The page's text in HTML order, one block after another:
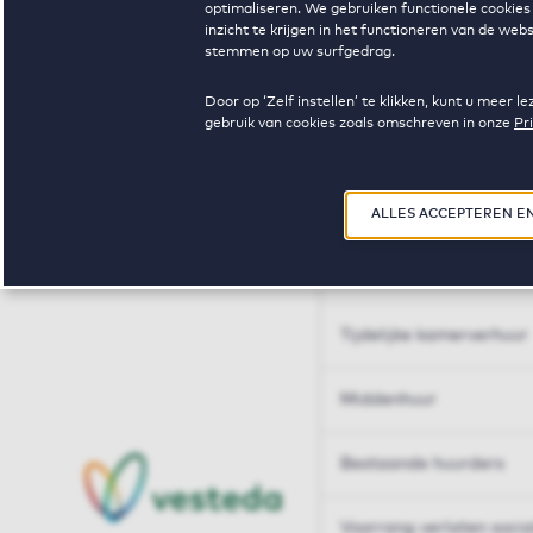
optimaliseren. We gebruiken functionele
inzicht te krijgen in het functioneren van de
stemmen op uw surfgedrag.
Door op ‘Zelf instellen’ te klikken, kunt u meer
gebruik van cookies zoals omschreven in onze
ALLES ACCEPTEREN
Huren op maat
Tijdelijke kamerverhuur
Middenhuur
Bestaande huurders
Voorrang verlaten